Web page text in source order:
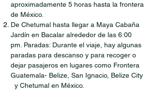
aproximadamente 5 horas hasta la frontera
de México.
De Chetumal hasta llegar a Maya Cabaña
Jardín en Bacalar alrededor de las 6:00
pm. Paradas: Durante el viaje, hay algunas
paradas para descanso y para recoger o
dejar pasajeros en lugares como Frontera
Guatemala- Belize, San Ignacio, Belize City
y Chetumal en México.